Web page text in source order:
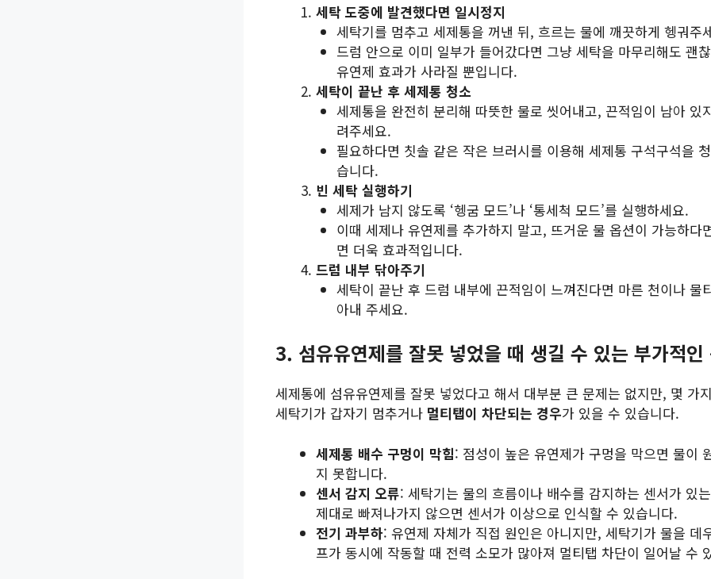
세탁 도중에 발견했다면 일시정지
세탁기를 멈추고 세제통을 꺼낸 뒤, 흐르는 물에 깨끗하게 헹궈주
드럼 안으로 이미 일부가 들어갔다면 그냥 세탁을 마무리해도 괜
유연제 효과가 사라질 뿐입니다.
세탁이 끝난 후 세제통 청소
세제통을 완전히 분리해 따뜻한 물로 씻어내고, 끈적임이 남아 있
려주세요.
필요하다면 칫솔 같은 작은 브러시를 이용해 세제통 구석구석을
습니다.
빈 세탁 실행하기
세제가 남지 않도록 ‘헹굼 모드’나 ‘통세척 모드’를 실행하세요.
이때 세제나 유연제를 추가하지 말고, 뜨거운 물 옵션이 가능하다
면 더욱 효과적입니다.
드럼 내부 닦아주기
세탁이 끝난 후 드럼 내부에 끈적임이 느껴진다면 마른 천이나 물
아내 주세요.
3. 섬유유연제를 잘못 넣었을 때 생길 수 있는 부가적인
세제통에 섬유유연제를 잘못 넣었다고 해서 대부분 큰 문제는 없지만, 몇 가
세탁기가 갑자기 멈추거나 멀티탭이 차단되는 경우가 있을 수 있습니다.
세제통 배수 구멍이 막힘: 점성이 높은 유연제가 구멍을 막으면 물이
지 못합니다.
센서 감지 오류: 세탁기는 물의 흐름이나 배수를 감지하는 센서가 있
제대로 빠져나가지 않으면 센서가 이상으로 인식할 수 있습니다.
전기 과부하: 유연제 자체가 직접 원인은 아니지만, 세탁기가 물을 데
프가 동시에 작동할 때 전력 소모가 많아져 멀티탭 차단이 일어날 수